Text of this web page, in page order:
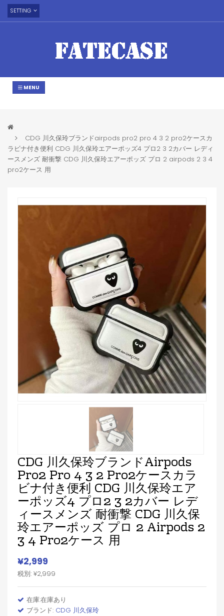
SETTING
MENU
CDG 川久保玲ブランドairpods pro2 pro 4 3 2 pro2ケースカ
ラビナ付き便利 CDG 川久保玲エアーポッズ4 プロ2 3 2カバー レディ
ースメンズ 耐衝撃 CDG 川久保玲エアーポッズ プロ 2 airpods 2 3 4
pro2ケース 用
CDG 川久保玲ブランドairpods
Pro2 Pro 4 3 2 Pro2ケースカラ
ビナ付き便利 CDG 川久保玲エア
ーポッズ4 プロ2 3 2カバー レデ
ィースメンズ 耐衝撃 CDG 川久保
玲エアーポッズ プロ 2 Airpods 2
3 4 Pro2ケース 用
¥2,999
税別: ¥2,999
在庫:在庫あり
ブランド: CDG 川久保玲